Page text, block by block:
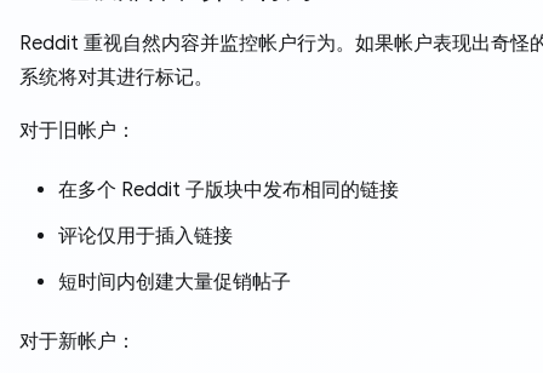
Reddit 重视自然内容并监控帐户行为。如果帐户表现出奇怪
系统将对其进行标记。
对于旧帐户：
在多个 Reddit 子版块中发布相同的链接
评论仅用于插入链接
短时间内创建大量促销帖子
对于新帐户：